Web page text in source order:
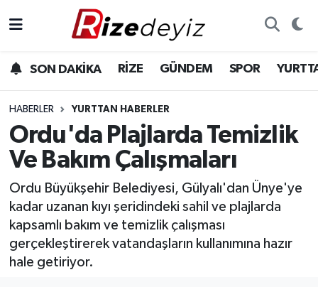
SON DAKİKA RİZE GÜNDEM SPOR
HABERLER YURTTAN HABERLER
Ordu'da Plajlarda Temizlik
Ve Bakım Çalışmaları
Ordu Büyükşehir Belediyesi, Gülyalı'dan Ünye'ye
kadar uzanan kıyı şeridindeki sahil ve plajlarda
kapsamlı bakım ve temizlik çalışması
gerçekleştirerek vatandaşların kullanımına hazır
hale getiriyor.
Gündem
Yurttan Haberler
Ekonomi
Teknoloji
Rize Hava Durumu
Rize Trafik Yoğunluk Haritası
Süper Lig Puan Durumu ve Fikstür
Tüm Manşetler
Haber Arşivi